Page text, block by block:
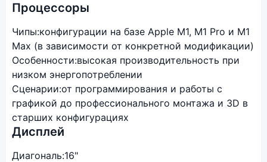
Процессоры
Чипы:конфигурации на базе Apple M1, M1 Pro и M1
Max (в зависимости от конкретной модификации)
Особенности:высокая производительность при
низком энергопотреблении
Сценарии:от программирования и работы с
графикой до профессионального монтажа и 3D в
старших конфигурациях
Дисплей
Диагональ:16"